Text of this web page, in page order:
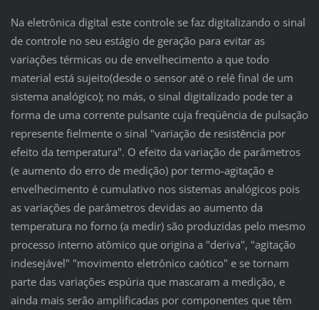
Na eletrônica digital este controle se faz digitalizando o sinal
de controle no seu estágio de geração para evitar as
variações térmicas ou de envelhecimento a que todo
material está sujeito(desde o sensor até o relê final de um
sistema analógico); no más, o sinal digitalizado pode ter a
forma de uma corrente pulsante cuja freqüência de pulsação
represente fielmente o sinal "variação de resistência por
efeito da temperatura". O efeito da variação de parâmetros
(e aumento do erro de medição) por termo-agitação e
envelhecimento é cumulativo nos sistemas analógicos pois
as variações de parâmetros devidas ao aumento da
temperatura no forno (a medir) são produzidas pelo mesmo
processo interno atômico que origina a "deriva", "agitação
indesejável" "movimento eletrônico caótico" e se tornam
parte das variações espúria que mascaram a medição, e
ainda mais serão amplificadas por componentes que têm